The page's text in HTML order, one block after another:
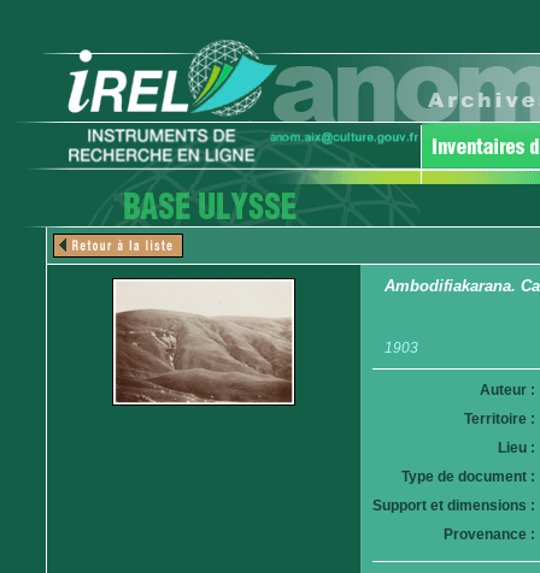
Ambodifiakarana.
1903
Auteur :
Territoire :
Lieu :
Type de document :
Support et dimensions :
Provenance :